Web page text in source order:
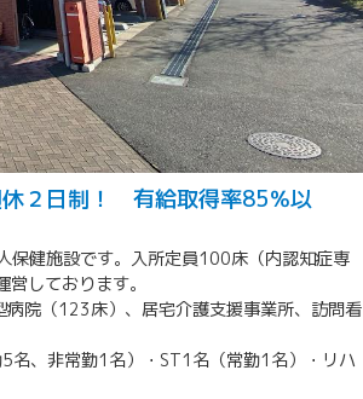
２日制！ 有給取得率85％以
保健施設です。入所定員100床（内認知症専
しております。
院（123床）、居宅介護支援事業所、訪問看
、非常勤1名）・ST1名（常勤1名）・リハ